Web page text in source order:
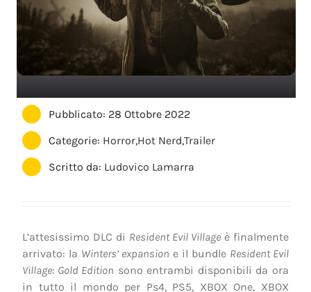
Pubblicato: 28 Ottobre 2022
Categorie: Horror,Hot Nerd,Trailer
Scritto da: Ludovico Lamarra
L’attesissimo DLC di Resident Evil Village è finalmente
arrivato: la Winters’ expansion e il bundle Resident Evil
Village: Gold Edition sono entrambi disponibili da ora
in tutto il mondo per Ps4, PS5, XBOX One, XBOX